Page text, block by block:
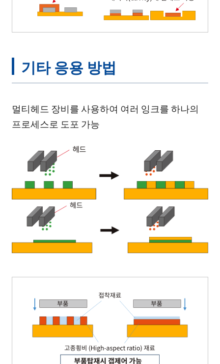
기타 응용 방법
멀티헤드 장비를 사용하여 여러 잉크를 하나의
프로세스로 도포 가능